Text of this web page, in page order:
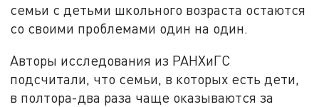
семьи с детьми школьного возраста остаются
со своими проблемами один на один.
Авторы исследования из РАНХиГС
подсчитали, что семьи, в которых есть дети,
в полтора-два раза чаще оказываются за